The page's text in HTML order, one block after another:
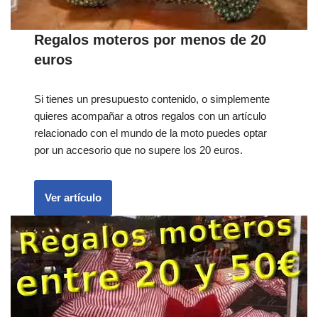
Regalos moteros por menos de 20
euros
Si tienes un presupuesto contenido, o simplemente
quieres acompañar a otros regalos con un artículo
relacionado con el mundo de la moto puedes optar
por un accesorio que no supere los 20 euros.
Ver artículo